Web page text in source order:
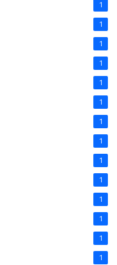
1
1
1
1
1
1
1
1
1
1
1
1
1
1